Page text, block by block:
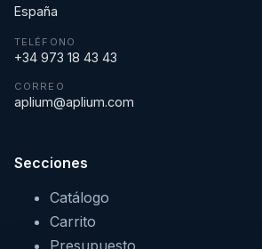
España
TELÉFONO
+34 973 18 43 43
CORREO
aplium@aplium.com
Secciones
Catálogo
Carrito
Presupuesto